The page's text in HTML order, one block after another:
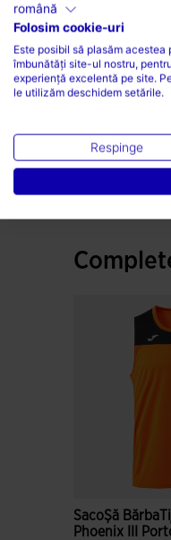
SacoȘă BărbaȚi
Phoenix III
română
Folosim cookie-uri
Este posibil să plasăm
îmbunătăți site-ul nostru,
experiență excelentă pe site.
le utilizăm deschidem setările.
Respinge